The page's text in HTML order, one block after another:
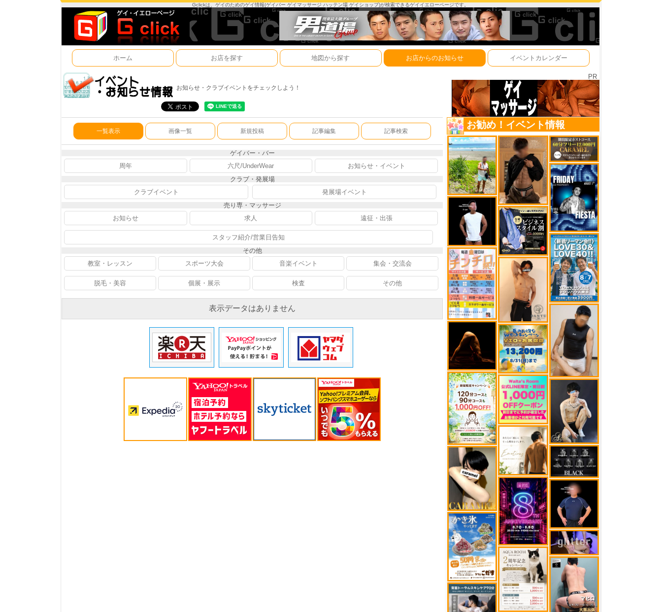
Gclickは、ゲイのためのゲイ情報(ゲイバー ゲイマッサージ ハッテン場 ゲイショップ)が検索できるゲイイエローページです。
ホーム お店を探す 地図から探す お店からのお知らせ イベントカレンダー
お知らせ・クラブイベントをチェックしよう！
PR
一覧表示 画像一覧 新規投稿 記事編集 記事検索
ゲイバー・バー
周年
六尺/UnderWear
お知らせ・イベント
クラブ・発展場
クラブイベント
発展場イベント
売り専・マッサージ
お知らせ
求人 遠征・出張
スタッフ紹介/営業日告知
その他
教室・レッスン
スポーツ大会 音楽イベント 集会・交流会
脱毛・美容 個展・展示 検査 その他
表示データはありません
お勧め！イベント情報